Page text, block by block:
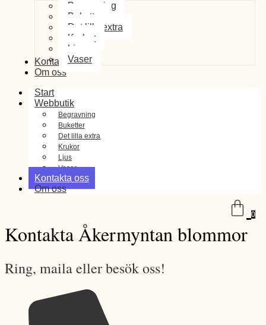
Begravning
Buketter
Det lilla extra
Krukor
Ljus
Vaser
Kontakta oss
Om oss
Start
Webbutik
Begravning
Buketter
Det lilla extra
Krukor
Ljus
Vaser
Kontakta oss
Om oss
0
Kontakta Åkermyntan blommor
Ring, maila eller besök oss!